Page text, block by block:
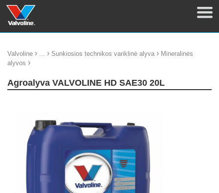
Valvoline › ... › Sunkiosios technikos variklinė alyva › Mineralinės
alyvos ›
Agroalyva VALVOLINE HD SAE30 20L